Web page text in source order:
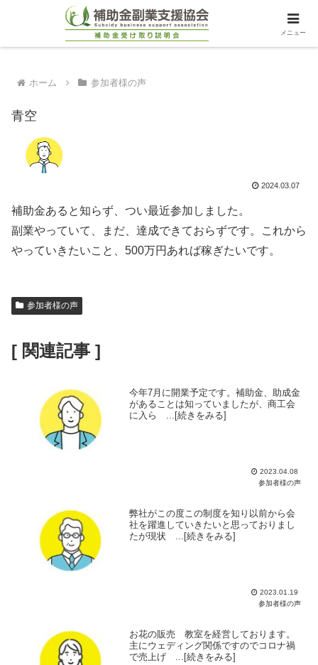
ホーム 参加者様の声
青空
2024.03.07
補助金あると知らず、つい最近参加しました。
副業やっていて、まだ、達成できておらずです。これから
やっていきたいこと、500万円あれば稼ぎたいです。
参加者様の声
[ 関連記事 ]
今年7月に開業予定です。補助金、助成金
があることは知っていましたが、商工会
に入ら ...[続きをみる]
2023.04.08
参加者様の声
弊社がこの度この制度を知り以前から会
社を躍進していきたいと思っておりまし
たが現状 ...[続きをみる]
2023.01.19
参加者様の声
お花の販売 教室を経営しております。
主にウェディング関係ですのでコロナ禍
で売上げ ...[続きをみる]
メニュー